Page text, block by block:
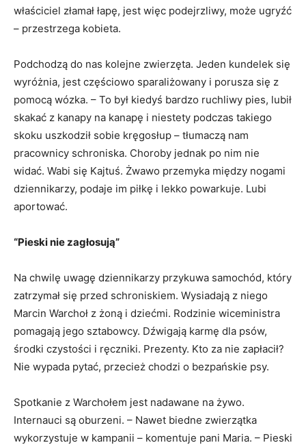
właściciel złamał łapę, jest więc podejrzliwy, może ugryźć
– przestrzega kobieta.
Podchodzą do nas kolejne zwierzęta. Jeden kundelek się
wyróżnia, jest częściowo sparaliżowany i porusza się z
pomocą wózka. – To był kiedyś bardzo ruchliwy pies, lubił
skakać z kanapy na kanapę i niestety podczas takiego
skoku uszkodził sobie kręgosłup – tłumaczą nam
pracownicy schroniska. Choroby jednak po nim nie
widać. Wabi się Kajtuś. Żwawo przemyka między nogami
dziennikarzy, podaje im piłkę i lekko powarkuje. Lubi
aportować.
“Pieski nie zagłosują”
Na chwilę uwagę dziennikarzy przykuwa samochód, który
zatrzymał się przed schroniskiem. Wysiadają z niego
Marcin Warchoł z żoną i dziećmi. Rodzinie wiceministra
pomagają jego sztabowcy. Dźwigają karmę dla psów,
środki czystości i ręczniki. Prezenty. Kto za nie zapłacił?
Nie wypada pytać, przecież chodzi o bezpańskie psy.
Spotkanie z Warchołem jest nadawane na żywo.
Internauci są oburzeni. – Nawet biedne zwierzątka
wykorzystuje w kampanii – komentuje pani Maria. – Pieski